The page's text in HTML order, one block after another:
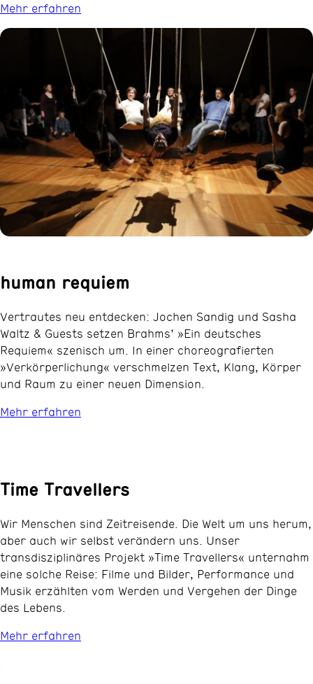
Mehr erfahren
human requiem
Vertrautes neu entdecken: Jochen Sandig und Sasha
Waltz & Guests setzen Brahms’ »Ein deutsches
Requiem« szenisch um. In einer choreografierten
»Verkörperlichung« verschmelzen Text, Klang, Körper
und Raum zu einer neuen Dimension.
Mehr erfahren
Time Travellers
Wir Menschen sind Zeitreisende. Die Welt um uns herum,
aber auch wir selbst verändern uns. Unser
transdisziplinäres Projekt »Time Travellers« unternahm
eine solche Reise: Filme und Bilder, Performance und
Musik erzählten vom Werden und Vergehen der Dinge
des Lebens.
Mehr erfahren